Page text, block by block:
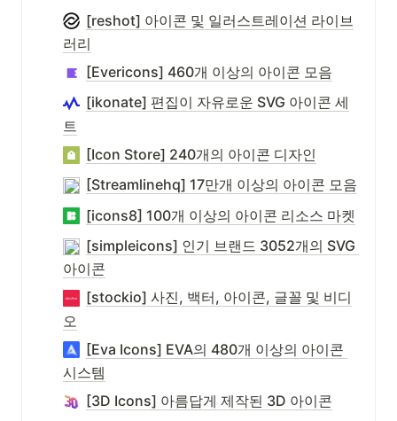
[reshot] 아이콘 및 일러스트레이션 라이브
러리
[Evericons] 460개 이상의 아이콘 모음
[ikonate] 편집이 자유로운 SVG 아이콘 세
트
[Icon Store] 240개의 아이콘 디자인
[Streamlinehq] 17만개 이상의 아이콘 모음
[icons8] 100개 이상의 아이콘 리소스 마켓
[simpleicons] 인기 브랜드 3052개의 SVG
아이콘
[stockio] 사진, 백터, 아이콘, 글꼴 및 비디
오
[Eva Icons] EVA의 480개 이상의 아이콘
시스템
[3D Icons] 아름답게 제작된 3D 아이콘